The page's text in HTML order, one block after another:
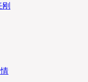
团也是行业内影响
际物流业务的拓展
物流设施，菜鸟集
”“全球5日达”等服务